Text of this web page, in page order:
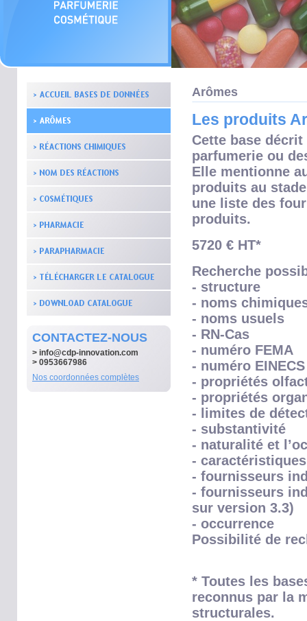
CONTACTEZ-NOUS
> info@cdp-innovation.com
> 0953667986
Nos coordonnées complètes
Arômes
Les produits
Cette base
parfumerie ou
Elle mentionne
produits au
une liste des
produits.
5720 € HT*
Recherche
- structure
- noms
- noms usuels
- RN-Cas
- numéro FEMA
- numéro EINECS
- propriétés
- propriétés
- limites de
- substantivité
- naturalité et
-
- fournisseurs
- fournisseurs
sur version 3.3)
- occurrence
Possibilité de
* Toutes les
reconnus par la
structurales.